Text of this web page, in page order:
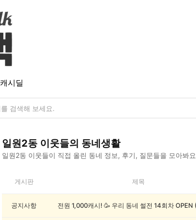
캐시딜
일원2동 이웃들의 동네생활
일원2동 이웃들이 직접 올린 동네 정보, 후기, 질문들을 모아봐요
2
게시판 제목
공지사항